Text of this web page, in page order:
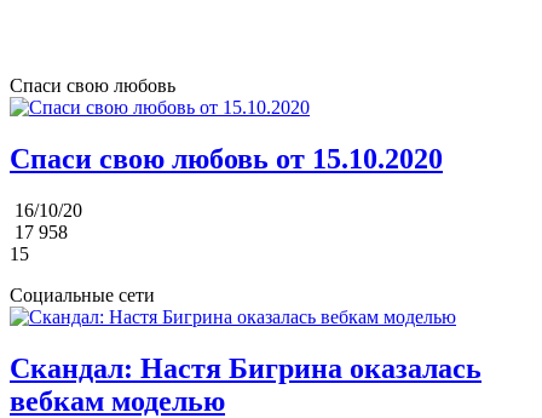
Спаси свою любовь
Спаси свою любовь от 15.10.2020
16/10/20
17 958
15
Социальные сети
Скандал: Настя Бигрина оказалась
вебкам моделью